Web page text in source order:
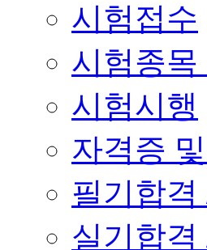
시험접수
시험종
시험시행
자격증
필기합격
실기합격